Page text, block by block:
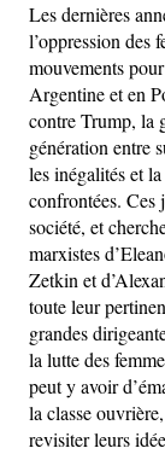
Les dernières
l’oppression des
mouvements
Argentine et en
contre Trump, la
génération entre
les inégalités et
confrontées. Ces
société, et
marxistes
Zetkin et
toute leur
grandes
la lutte des
peut y avoir
la classe
revisiter leurs